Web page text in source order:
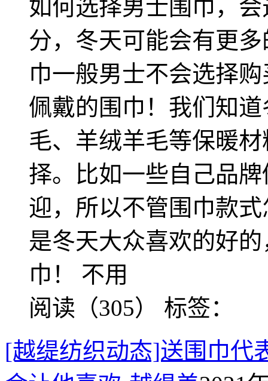
如何选择男士围巾，
分，冬天可能会有更
巾一般男士不会选择
佩戴的围巾！我们知
毛、羊绒羊毛等保暖
择。比如一些自己品
迎，所以不管围巾款
是冬天大众喜欢的好
巾！ 不用
阅读（305） 标签：
[越缇纺织动态]送围巾代